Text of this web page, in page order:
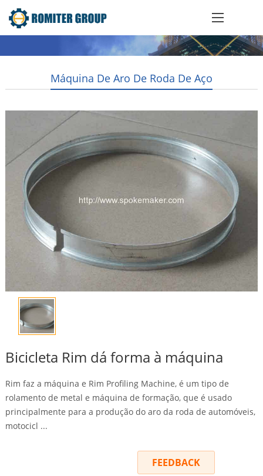
Máquina De Aro De Roda De Aço
Bicicleta Rim dá forma à máquina
Rim faz a máquina e Rim Profiling Machine, é um tipo de
rolamento de metal e máquina de formação, que é usado
principalmente para a produção do aro da roda de automóveis,
motocicl ...
FEEDBACK